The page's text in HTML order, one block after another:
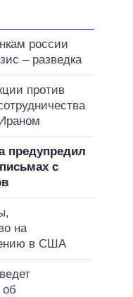
россии
– разведка
против
предупредил
с
на
в США
об